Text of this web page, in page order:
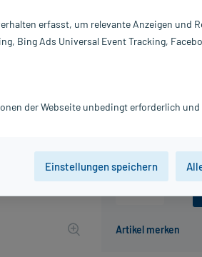
inkl. MwSt. Gratis-Versand
Hersteller:
Information:
erfasst, um relevante Anzeigen und
Bing Ads Universal Event Tracking,
der Webseite unbedingt erforderlich
Einstellungen speichern